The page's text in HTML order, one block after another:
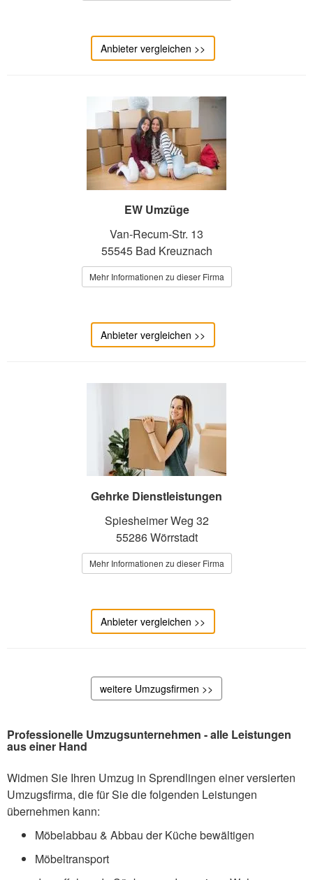
Anbieter vergleichen >>
EW Umzüge
Van-Recum-Str. 13
55545 Bad Kreuznach
Mehr Informationen zu dieser Firma
Anbieter vergleichen >>
Gehrke Dienstleistungen
Spiesheimer Weg 32
55286 Wörrstadt
Mehr Informationen zu dieser Firma
Anbieter vergleichen >>
weitere Umzugsfirmen >>
Professionelle Umzugsunternehmen - alle Leistungen
aus einer Hand
Widmen Sie Ihren Umzug in Sprendlingen einer versierten
Umzugsfirma, die für Sie die folgenden Leistungen
übernehmen kann:
Möbelabbau & Abbau der Küche bewältigen
Möbeltransport